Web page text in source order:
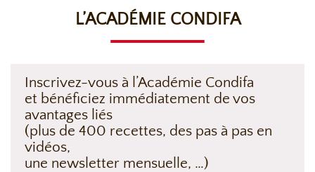
L’ACADÉMIE CONDIFA
Inscrivez-vous à l’Académie Condifa
et bénéficiez immédiatement de vos
avantages liés
(plus de 400 recettes, des pas à pas en
vidéos,
une newsletter mensuelle, …)